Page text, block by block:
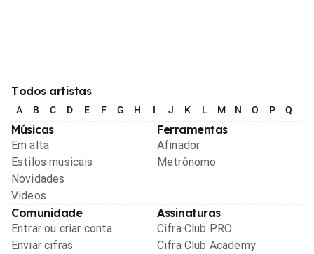
Todos artistas
A B C D E F G H I J K L M N O P Q
Músicas
Em alta
Estilos musicais
Novidades
Videos
Ferramentas
Afinador
Metrônomo
Comunidade
Entrar ou criar conta
Enviar cifras
Assinaturas
Cifra Club PRO
Cifra Club Academy